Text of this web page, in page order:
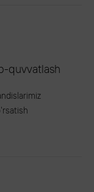
quvvatlash